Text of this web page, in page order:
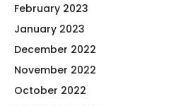
February 2023
January 2023
December 2022
November 2022
October 2022